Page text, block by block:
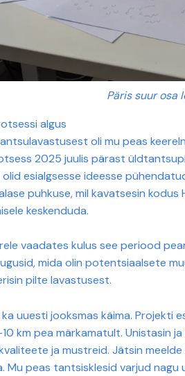
Päris suur osa
algus
oli mu peas
2025 juulis pärast
esialgsesse ideesse
puhkuse, mil kavatsesin
keskenduda.
vaadates kulus see periood
mida olin potentsiaalsete
pilte lavastusest.
ka uuesti jooksmas käima. Projekti
km pea märkamatult. Unistasin
ja mustreid. Jätsin
Mu peas tantsisklesid varjud